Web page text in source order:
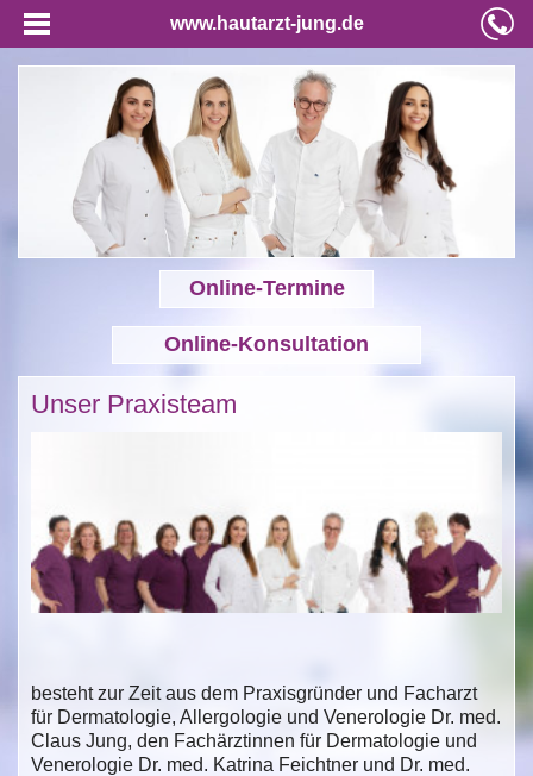
www.hautarzt-jung.de
Online-Termine
Online-Konsultation
Unser Praxisteam
besteht zur Zeit aus dem Praxisgründer und Facharzt
für Dermatologie, Allergologie und Venerologie Dr. med.
Claus Jung, den Fachärztinnen für Dermatologie und
Venerologie Dr. med. Katrina Feichtner und Dr. med.